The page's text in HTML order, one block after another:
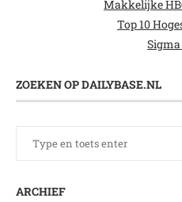
Makkelijke
Top 10
ZOEKEN OP DAILYBASE.NL
ARCHIEF